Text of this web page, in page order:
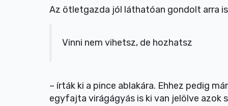
Az ötletgazda jól láthatóan gondolt arra
Vinni nem vihetsz, de hozhatsz
– írták ki a pince ablakára. Ehhez pedig
egyfajta virágágyás is ki van jelölve azok